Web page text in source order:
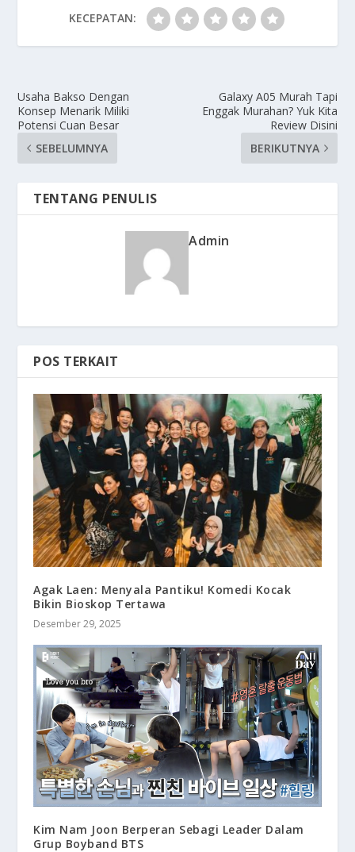
KECEPATAN:
Usaha Bakso Dengan
Konsep Menarik Miliki
Potensi Cuan Besar
SEBELUMNYA
Galaxy A05 Murah Tapi
Enggak Murahan? Yuk Kita
Review Disini
BERIKUTNYA
TENTANG PENULIS
Admin
POS TERKAIT
Agak Laen: Menyala Pantiku! Komedi Kocak
Bikin Bioskop Tertawa
Desember 29, 2025
Kim Nam Joon Berperan Sebagi Leader Dalam
Grup Boyband BTS